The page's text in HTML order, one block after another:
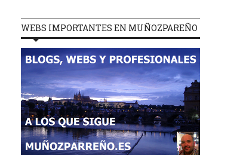
WEBS IMPORTANTES EN MUÑOZPAREÑO